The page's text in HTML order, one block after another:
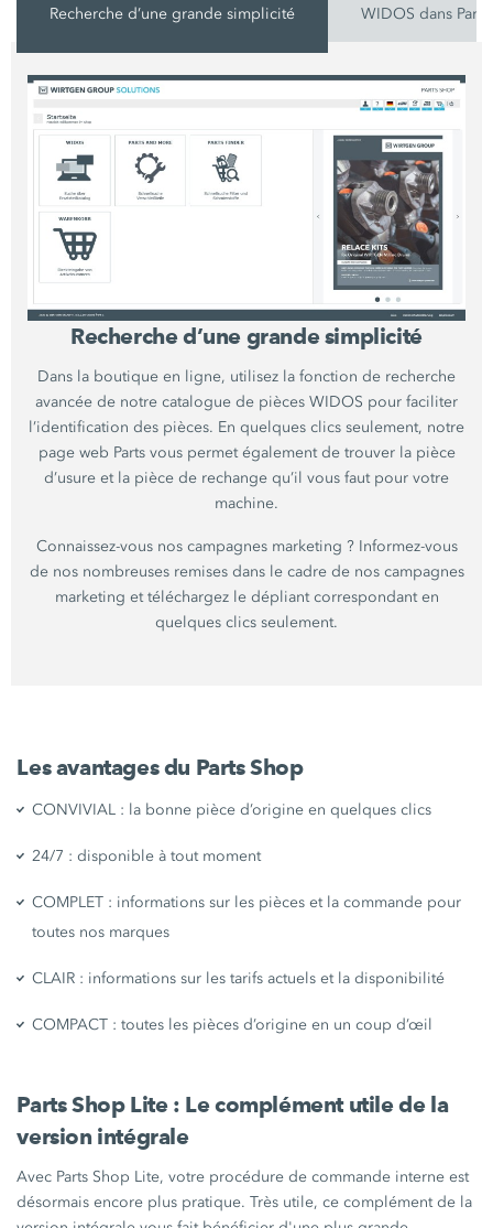
Recherche d’une grande simplicité WIDOS dans
Recherche d’une grande simplicité
Dans la boutique en ligne, utilisez la fonction de recherche
avancée de notre catalogue de pièces WIDOS pour faciliter
l’identification des pièces. En quelques clics seulement, notre
page web Parts vous permet également de trouver la pièce
d’usure et la pièce de rechange qu’il vous faut pour votre
machine.
Connaissez-vous nos campagnes marketing ? Informez-vous
de nos nombreuses remises dans le cadre de nos campagnes
marketing et téléchargez le dépliant correspondant en
quelques clics seulement.
Les avantages du Parts Shop
CONVIVIAL : la bonne pièce d’origine en quelques clics
24/7 : disponible à tout moment
COMPLET : informations sur les pièces et la commande pour
toutes nos marques
CLAIR : informations sur les tarifs actuels et la disponibilité
COMPACT : toutes les pièces d’origine en un coup d’œil
Parts Shop Lite : Le complément utile de la
version intégrale
Avec Parts Shop Lite, votre procédure de commande interne est
désormais encore plus pratique. Très utile, ce complément de la